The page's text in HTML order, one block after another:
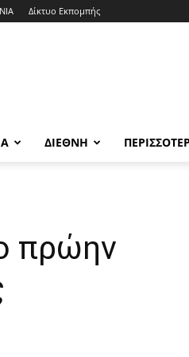
Δίκτυο Εκπομπής
ΔΙΕΘΝΗ
πρώην